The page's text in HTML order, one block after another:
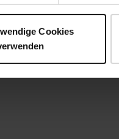
Cookies